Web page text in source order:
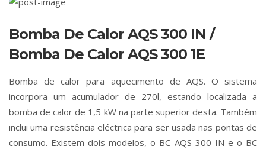
Bomba De Calor AQS 300 IN /
Bomba De Calor AQS 300 1E
Bomba de calor para aquecimento de AQS. O sistema
incorpora um acumulador de 270l, estando localizada a
bomba de calor de 1,5 kW na parte superior desta. Também
inclui uma resistência eléctrica para ser usada nas pontas de
consumo. Existem dois modelos, o BC AQS 300 IN e o BC